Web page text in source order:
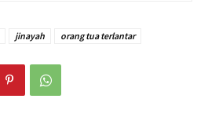
jinayah orang tua terlantar